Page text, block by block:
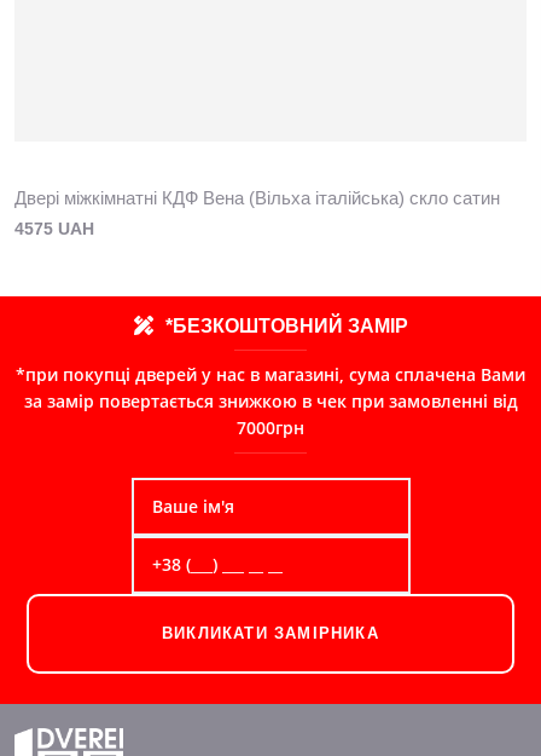
Двері міжкімнатні КДФ Вена (Вільха італійська) скло сатин
4575 UAH
*БЕЗКОШТОВНИЙ ЗАМІР
*при покупці дверей у нас в магазині, сума сплачена Вами
за замір повертається знижкою в чек при замовленні від
7000грн
ВИКЛИКАТИ ЗАМІРНИКА